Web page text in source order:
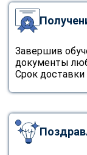
Завершив
документы
Срок доставки